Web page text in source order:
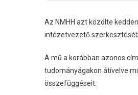
Az NMHH azt közölte
intézetvezető
A mű a korábban azonos
tudományágakon átívelve
összefüggéseit.